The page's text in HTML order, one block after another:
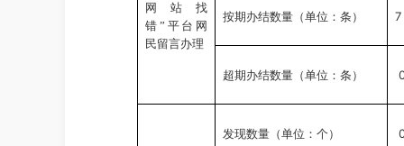
网站找
错”平台网
民留言办理
按期办结数量（单位：条） 7
超期办结数量（单位：条）
发现数量（单位：个）